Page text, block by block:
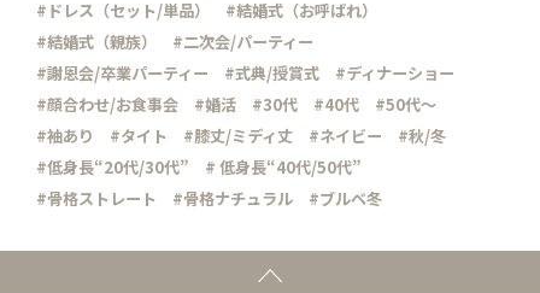
#ドレス（セット/単品）
#結婚式（お呼ばれ）
#結婚式（親族）
#二次会/パーティー
#謝恩会/卒業パーティー
#式典/授賞式
#ディナーショー
#顔合わせ/お食事会
#婚活 #30代 #40代
#50代～
#袖あり
#タイト #膝丈/ミディ丈 #ネイビー
#秋/冬
#低身長“20代/30代”
# 低身長“40代/50代”
#骨格ストレート
#骨格ナチュラル #ブルべ冬